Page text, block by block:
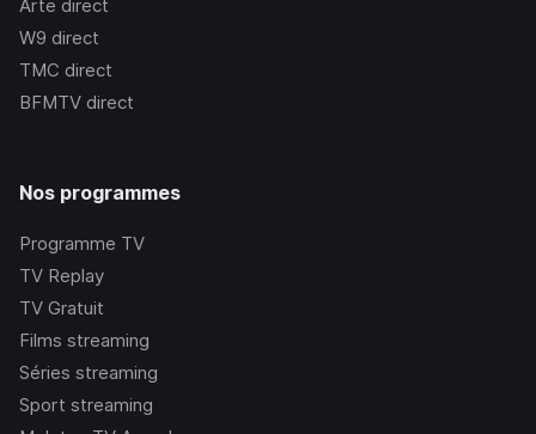
Arte direct
W9 direct
TMC direct
BFMTV direct
Nos programmes
Programme TV
TV Replay
TV Gratuit
Films streaming
Séries streaming
Sport streaming